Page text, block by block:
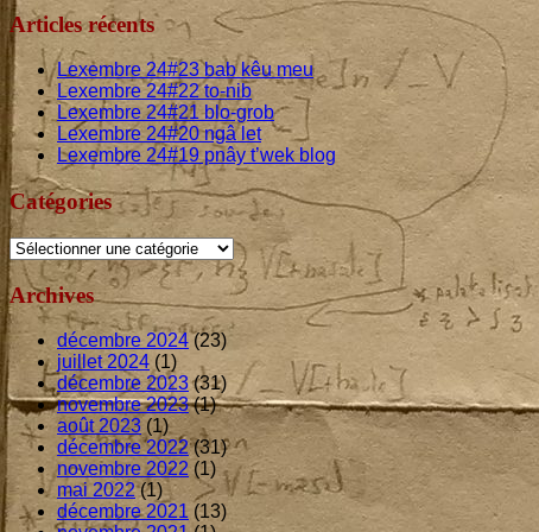
publications
Sidebar
Articles récents
Lexembre24#23bab kêu meu
Lexembre24#22to-nib
Lexembre24#21blo-grob
Lexembre24#20ngâ let
Lexembre 24#19pnây t’wek blog
Catégories
Catégories
Archives
décembre 2024(23)
juillet 2024 (1)
décembre 2023(31)
novembre 2023(1)
août 2023 (1)
décembre 2022(31)
novembre 2022 (1)
mai 2022(1)
décembre 2021 (13)